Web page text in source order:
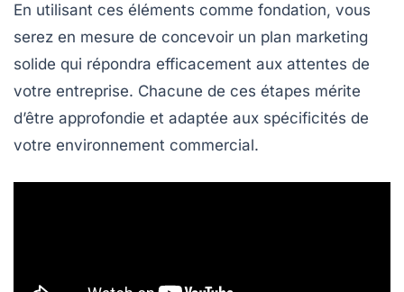
En utilisant ces éléments comme fondation, vous
serez en mesure de concevoir un plan marketing
solide qui répondra efficacement aux attentes de
votre entreprise. Chacune de ces étapes mérite
d’être approfondie et adaptée aux spécificités de
votre environnement commercial.